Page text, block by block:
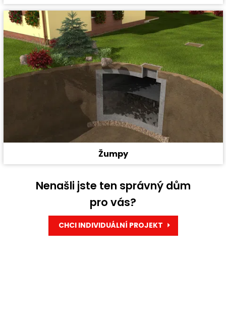
Žumpy
Nenašli jste ten správný dům
pro vás?
CHCI INDIVIDUÁLNÍ PROJEKT